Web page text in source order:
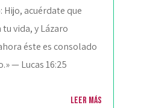
Hijo, acuérdate que
vida, y Lázaro
éste es consolado
— Lucas 16:25
Leer más